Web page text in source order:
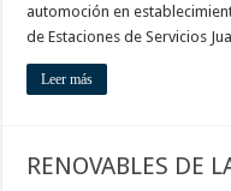
automoción en
de Estaciones de Servicios
Leer más
RENOVABLES DE